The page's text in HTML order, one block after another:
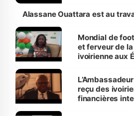
Alassane Ouattara est au
Mondial de
et ferveur de
reçu des
financières